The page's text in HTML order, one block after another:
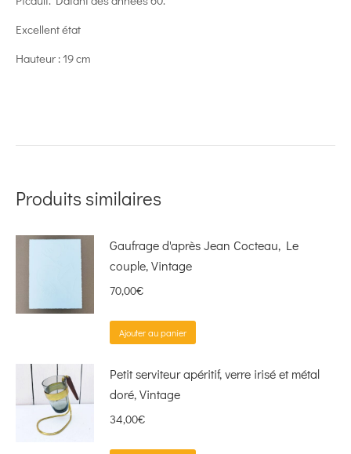
Excellent état
Hauteur : 19 cm
Produits similaires
Gaufrage d'après Jean Cocteau, Le
couple, Vintage
70,00€
Ajouter au panier
Petit serviteur apéritif, verre irisé et métal
doré, Vintage
34,00€